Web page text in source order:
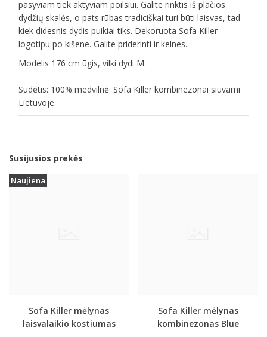
pasyviam tiek aktyviam poilsiui. Galite rinktis iš plačios
dydžių skalės, o pats rūbas tradiciškai turi būti laisvas, tad
kiek didesnis dydis puikiai tiks. Dekoruota Sofa Killer
logotipu po kišene. Galite priderinti ir kelnes.
Modelis 176 cm ūgis, vilki dydi M.
Sudėtis: 100% medvilnė. Sofa Killer kombinezonai siuvami
Lietuvoje.
Susijusios prekės
Naujiena
Sofa Killer mėlynas
laisvalaikio kostiumas
Sofa Killer mėlynas
kombinezonas Blue